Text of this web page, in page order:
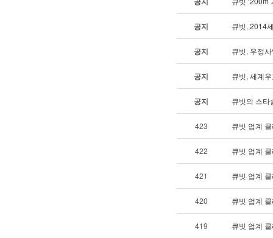
공지 큐빗, 2014
공지 큐빗, 우정
공지 큐빗, 세계
공지 큐빗의 스
423 큐빗 업계
422 큐빗 업계
421 큐빗 업계
420 큐빗 업계
419 큐빗 업계